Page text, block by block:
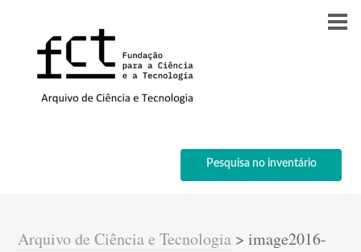
Pesquisa no inventário
Arquivo de Ciência e Tecnologia >image2016-